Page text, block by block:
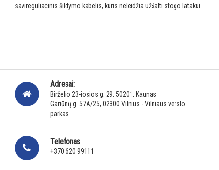
savireguliacinis šildymo kabelis, kuris neleidžia užšalti stogo latakui.
Adresai:
Birželio 23-iosios g. 29, 50201, Kaunas
Gariūnų g. 57A/25, 02300 Vilnius - Vilniaus verslo
parkas
Telefonas
+370 620 99111